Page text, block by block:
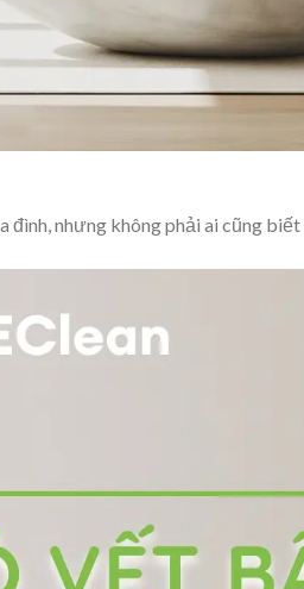
nhưng không phải ai cũng biết